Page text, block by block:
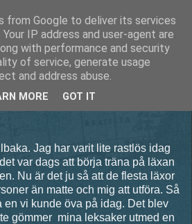
Diesel
Jag har varit lite rastlös idag
var dags att börja träna på läxan
Nu är det ju så att de flesta läxor
än matte och mig att utföra. Så
en vi kunde öva på idag. Det blev
gömmer mina leksaker utmed en
from Google to deliver its services
IP address and user-agent are
with performance and security
of service, generate usage
and address abuse.
MORE GOT IT